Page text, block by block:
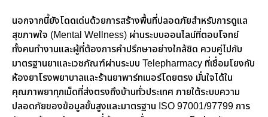
นอกจากนี้ยังโดดเด่นด้วยการสร้างพื้นที่ปลอดภัยสำหรับการดูแล
สุขภาพใจ (Mental Wellness) ผ่านระบบออนไลน์ที่ตอบโจทย์
ทั้งคนทำงานและผู้ที่ต้องการคำปรึกษาอย่างใกล้ชิด ควบคู่ไปกับ
มาตรฐานยาและเวชภัณฑ์ผ่านระบบ Telepharmacy ที่เชื่อมโยงกับ
ห้องยาโรงพยาบาลและร้านยาพาร์ทเนอร์โดยตรง มั่นใจได้ใน
คุณภาพยาทุกเม็ดที่ส่งตรงถึงบ้านทั่วประเทศ ภายใต้ระบบความ
ปลอดภัยของข้อมูลขั้นสูงและมาตรฐาน ISO 97001/97799 การ